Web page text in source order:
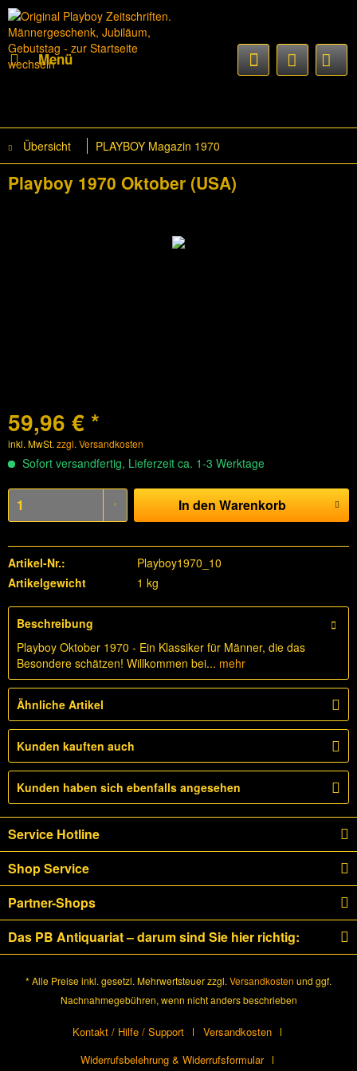
Menü
Übersicht PLAYBOY Magazin 1970
Playboy 1970 Oktober (USA)
59,96 € *
inkl. MwSt. zzgl. Versandkosten
Sofort versandfertig, Lieferzeit ca. 1-3 Werktage
In den Warenkorb
Artikel-Nr.:
Playboy1970_10
Artikelgewicht
1 kg
Beschreibung
Playboy Oktober 1970 - Ein Klassiker für Männer, die das
Besondere schätzen! Willkommen bei... mehr
Ähnliche Artikel
Kunden kauften auch
Kunden haben sich ebenfalls angesehen
Service Hotline
Shop Service
Partner-Shops
Das PB Antiquariat – darum sind Sie hier richtig:
* Alle Preise inkl. gesetzl. Mehrwertsteuer zzgl. Versandkosten und ggf.
Nachnahmegebühren, wenn nicht anders beschrieben
Kontakt / Hilfe / Support
Versandkosten
Widerrufsbelehrung & Widerrufsformular